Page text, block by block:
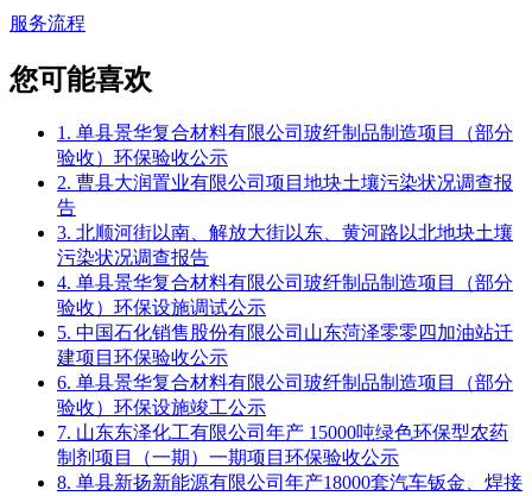
服务流程
您可能喜欢
1. 单县景华复合材料有限公司玻纤制品制造项目（部分
验收）环保验收公示
2. 曹县大润置业有限公司项目地块土壤污染状况调查报
告
3. 北顺河街以南、解放大街以东、黄河路以北地块土壤
污染状况调查报告
4. 单县景华复合材料有限公司玻纤制品制造项目（部分
验收）环保设施调试公示
5. 中国石化销售股份有限公司山东菏泽零零四加油站迁
建项目环保验收公示
6. 单县景华复合材料有限公司玻纤制品制造项目（部分
验收）环保设施竣工公示
7. 山东东泽化工有限公司年产 15000吨绿色环保型农药
制剂项目（一期）一期项目环保验收公示
8. 单县新扬新能源有限公司年产18000套汽车钣金、焊接